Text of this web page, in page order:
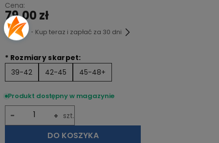
Cena:
79,00 zł
・Kup teraz i zapłać za 30 dni
* Rozmiary skarpet:
39-42
42-45 45-48+
Produkt dostępny w magazynie
+
- szt.
DO KOSZYKA